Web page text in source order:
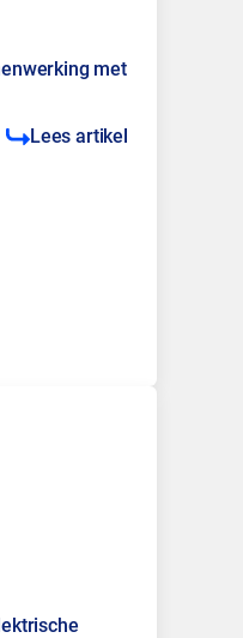
met
Lees artikel